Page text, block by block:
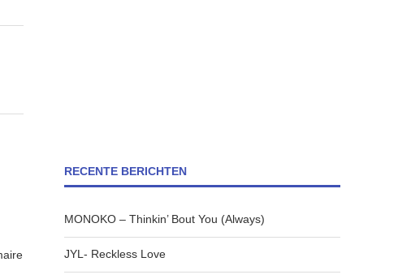
RECENTE BERICHTEN
MONOKO – Thinkin’ Bout You (Always)
JYL- Reckless Love